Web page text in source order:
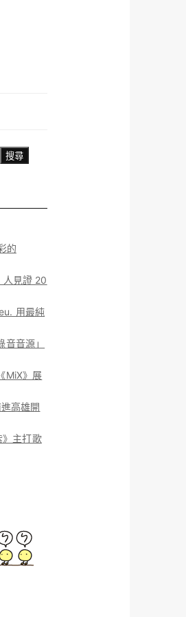
搜尋
的
人見證 20
用最純
音源」
MiX》展
高雄開
主打歌